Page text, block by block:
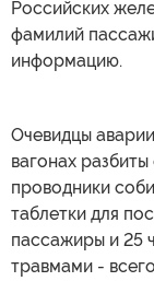
Российских
фамилий
информацию.
Очевидцы
вагонах
проводники
таблетки для
пассажиры и 25
травмами -